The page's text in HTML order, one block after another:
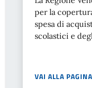
per la
spesa di
scolastici e
VAI ALLA PAGINA